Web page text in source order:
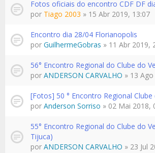
Fotos oficiais do encontro CDF DF
por Tiago 2003 » 15 Abr 2019, 13:07
Encontro dia 28/04 Florianopolis
por GuilhermeGobras » 11 Abr 2019,
56° Encontro Regional do Clube do
por ANDERSON CARVALHO » 13
[Fotos] 50 ° Encontro Regional Clube
por Anderson Sorriso » 02 Mai 2018,
55° Encontro Regional do Clube do
Tijuca)
por ANDERSON CARVALHO » 23 Jul